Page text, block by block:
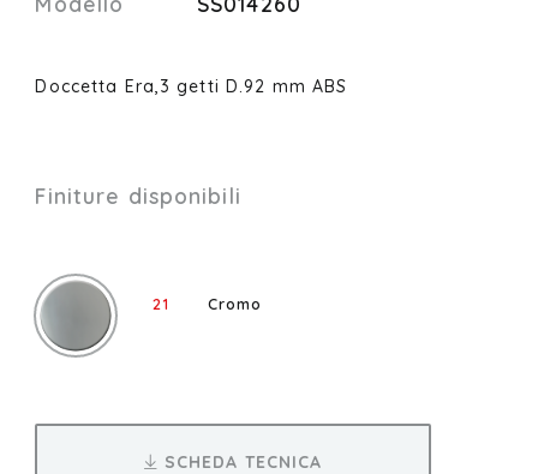
Doccetta Era,3 getti D.92 mm ABS
Finiture disponibili
21 Cromo
SCHEDA TECNICA